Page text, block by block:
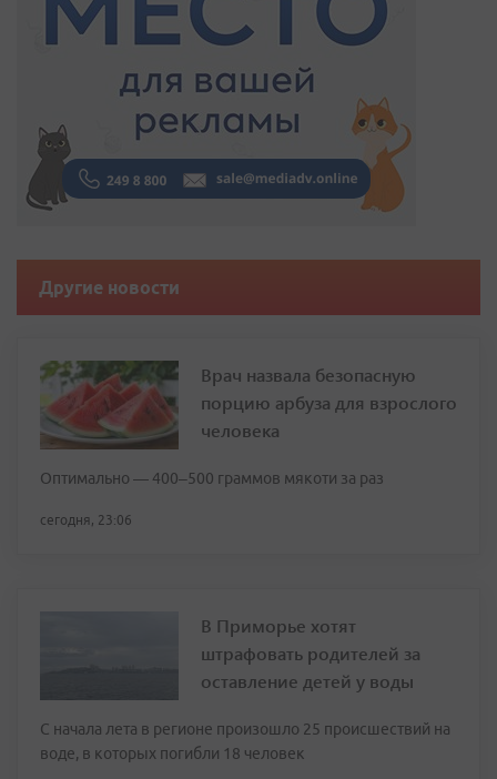
Другие новости
Врач назвала безопасную
порцию арбуза для взрослого
человека
Оптимально — 400–500 граммов мякоти за раз
сегодня, 23:06
В Приморье хотят
штрафовать родителей за
оставление детей у воды
С начала лета в регионе произошло 25 происшествий на
воде, в которых погибли 18 человек